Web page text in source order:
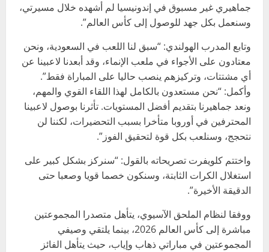
جماهيري غير مسبوق في إندونيسيا لم أشهده خلال مسيرتي،
وسنعمل بكل جهد للوصول إلى كأس العالم”.
وتابع المدرب الهولندي: “سبق لنا اللعب في السعودية، ونحن
معتادون على الأجواء في ملعب الإنماء، وقد أبعدنا لاعبينا عن
أي مشتتات، وتركيزهم ينصب حاليا على المباراة فقط”.
وأكمل: “نحن مستعدون بالكامل لهذا اللقاء القوي والمهم،
ونعد جماهيرنا بتقديم أفضل المستويات. تأثرنا بوصول لاعبينا
المحترفين في أوروبا متأخرا بسبب التحضيرات، لكننا لن
نتحجج، وسنلعب بكل قوة لتحقيق الفوز”.
واختتم كلويفرت تصريحاته بالقول: “سنركز بشكل كبير على
استغلال الكرات الثابتة، وسنكون خصما قويا وصعبا حتى
الدقيقة الأخيرة”.
ووفقا لنظام الملحق الآسيوي، يتأهل متصدرا المجموعتين
مباشرة إلى كأس العالم 2026، بينما يلتقي وصيفي
المجموعتين في مباراتي ذهاب وإياب، حيث يتأهل الفائز